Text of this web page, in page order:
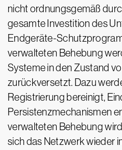
nicht ordnungsgemäß
gesamte Investition des
Endgeräte-
verwalteten Behebung
Systeme in den Zustand
zurückversetzt. Dazu
Registrierung bereinigt,
Persistenzmechanismen
verwalteten Behebung
sich das Netzwerk wieder